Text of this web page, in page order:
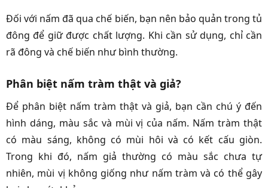
Đối với nấm đã qua chế biến, bạn nên bảo quản trong tủ
đông để giữ được chất lượng. Khi cần sử dụng, chỉ cần
rã đông và chế biến như bình thường.
Phân biệt nấm tràm thật và giả?
Để phân biệt nấm tràm thật và giả, bạn cần chú ý đến
hình dáng, màu sắc và mùi vị của nấm. Nấm tràm thật
có màu sáng, không có mùi hôi và có kết cấu giòn.
Trong khi đó, nấm giả thường có màu sắc chưa tự
nhiên, mùi vị không giống như nấm tràm và có thể gây